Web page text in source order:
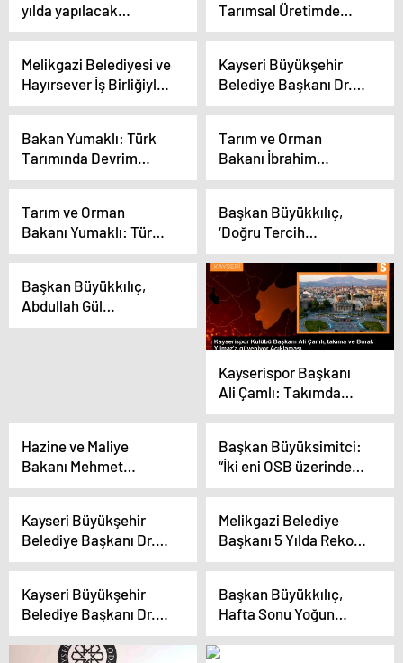
yılda yapılacak
projeleri anlattı
Tarımsal Üretimde
Yükselişini Sürdürüyor
Melikgazi Belediyesi ve
Hayırsever İş Birliğiyle
Okullar Açıldı
Kayseri Büyükşehir
Belediye Başkanı Dr.
Memduh Büyükkılıç,
Ediyor
Bakan Yumaklı: Türk
Tarımında Devrim
Niteliğinde
Tarım ve Orman
Bakanı İbrahim
Yumaklı, Kayseri
Birliği’nde tescil
başvurusu olduğunu
açıkladı
Tarım ve Orman
Bakanı Yumaklı: Türk
Tarımında Devrim
Düzenlemeler Yaptık
Başkan Büyükkılıç,
‘Doğru Tercih
Kampüs’te’ Gençlerle
Buluştu
Başkan Büyükkılıç,
Abdullah Gül
Üniversitesi’nde
Kayserispor Başkanı
Ali Çamlı: Takımda
işler yoluna girmeye
Hazine ve Maliye
Bakanı Mehmet
Şimşek, Kayseri OSB
Katıldı
Başkan Büyüksimitci:
“İki eni OSB üzerinde
çalışıyoruz”
Kayseri Büyükşehir
Belediye Başkanı Dr.
Memduh Büyükkılıç,
Sarıoğlan Aday
Tanıtım Toplantısı’na
katıldı
Melikgazi Belediye
Başkanı 5 Yılda Rekor
Hizmetlerin Sunumunu
Kayseri Büyükşehir
Belediye Başkanı Dr.
Memduh Büyükkılıç,
AK Parti Melikgazi İlçe
Başkan Büyükkılıç,
Hafta Sonu Yoğun
Mesai Geçirdi